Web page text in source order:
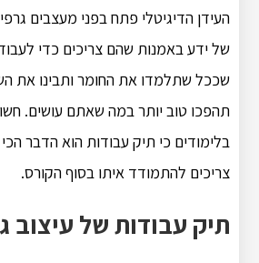
העידן הדיגיטלי פתח בפני מעצבים
של ידע באמנות שהם צריכים כדי
שככל שתלמדו את החומר ותבינו את
תהפכו טוב יותר במה שאתם עושים.
בלימודים כי תיק עבודות הוא הדבר
צריכים להתמודד איתו בסוף הקורס.
תיק עבודות של עיצוב